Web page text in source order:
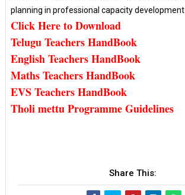
planning in professional capacity development.
Click Here to Download
Telugu Teachers HandBook
English Teachers HandBook
Maths Teachers HandBook
EVS Teachers HandBook
Tholi mettu Programme Guidelines
Share This: